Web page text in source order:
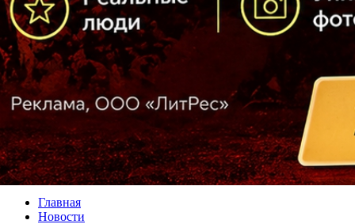
Главная
Новости